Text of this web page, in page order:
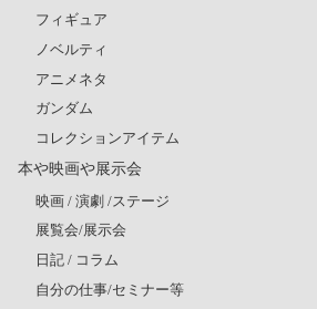
フィギュア
ノベルティ
アニメネタ
ガンダム
コレクションアイテム
本や映画や展示会
映画 / 演劇 /ステージ
展覧会/展示会
日記 / コラム
自分の仕事/セミナー等